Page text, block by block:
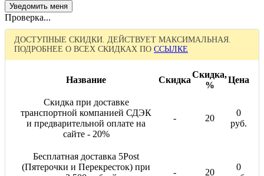
Проверка...
ДОСТУПНЫЕ СКИДКИ. ДЕЙСТВУЕТ МАКСИМАЛЬНАЯ.
ПОДРОБНЕЕ О ВСЕХ СКИДКАХ ПО ССЫЛКЕ
Название Скидка
Скидка,
%
Цена
Скидка при доставке
транспортной компанией СДЭК
и предварительной оплате на
сайте - 20%
- 20
0
руб.
Бесплатная доставка 5Post
(Пятерочки и Перекресток) при
- 20
0